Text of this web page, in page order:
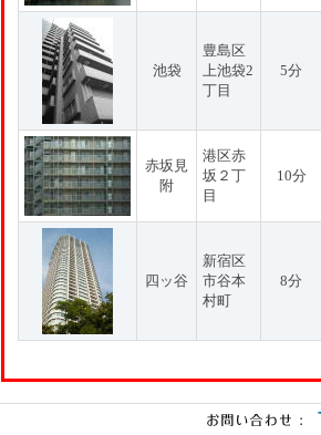
池袋
豊島区
上池袋2
丁目
5分
赤坂見
附
港区赤
坂２丁
目
10分
四ッ谷
新宿区
市谷本
村町
8分